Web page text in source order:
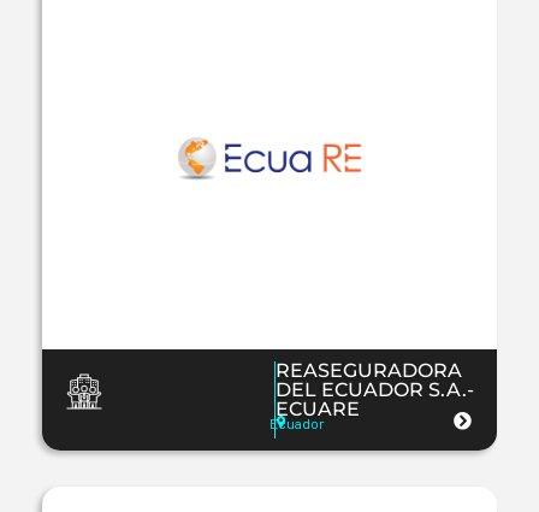
REASEGURADORA
DEL ECUADOR S.A.-
ECUARE
Ecuador